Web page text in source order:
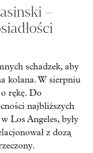
–
schadzek, aby
kolana. W sierpniu
rękę. Do
najbliższych
Los Angeles, były
z dozą